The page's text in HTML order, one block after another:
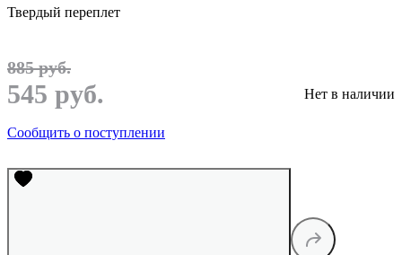
Твердый переплет
885 руб.
545 руб. Нет в наличии
Сообщить о поступлении